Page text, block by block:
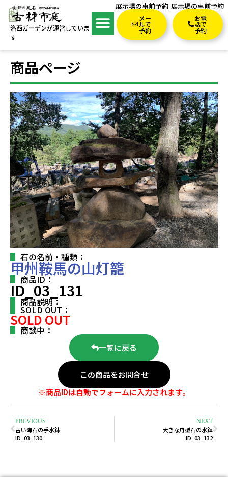
洛西ガーデンが運営していま
す
展示場の事前予約
メー
ルで
予約
展示場の事前予約
お電
話で
予約
商品ページ
石の名前・種類：
甲州鞍馬の山灯籠
商品ID：
ID_03_131
商品説明：
SOLD OUT：
SOLD OUT
商談中：
一覧に戻る
この商品をお問合せ
※商品IDは自動でフォームに入力されます。
PREVIOUS
古い海石の手水鉢
ID_03_130
NEXT
大きな舟型石の水鉢
ID_03_132